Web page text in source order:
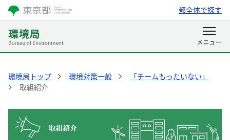
都全体で探す
環境局トップ 環境対策一般
「チームもったいない」
取組紹介